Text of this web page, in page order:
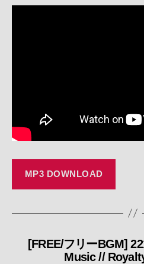
リ
MP3 DOWNLOAD
カ
テ
[FREE/フリーBGM]
Music //